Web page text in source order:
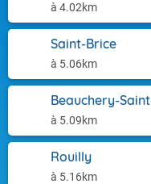
à 4.02km
Saint-Brice
à 5.06km
Beauchery-
à 5.09km
Rouilly
à 5.16km